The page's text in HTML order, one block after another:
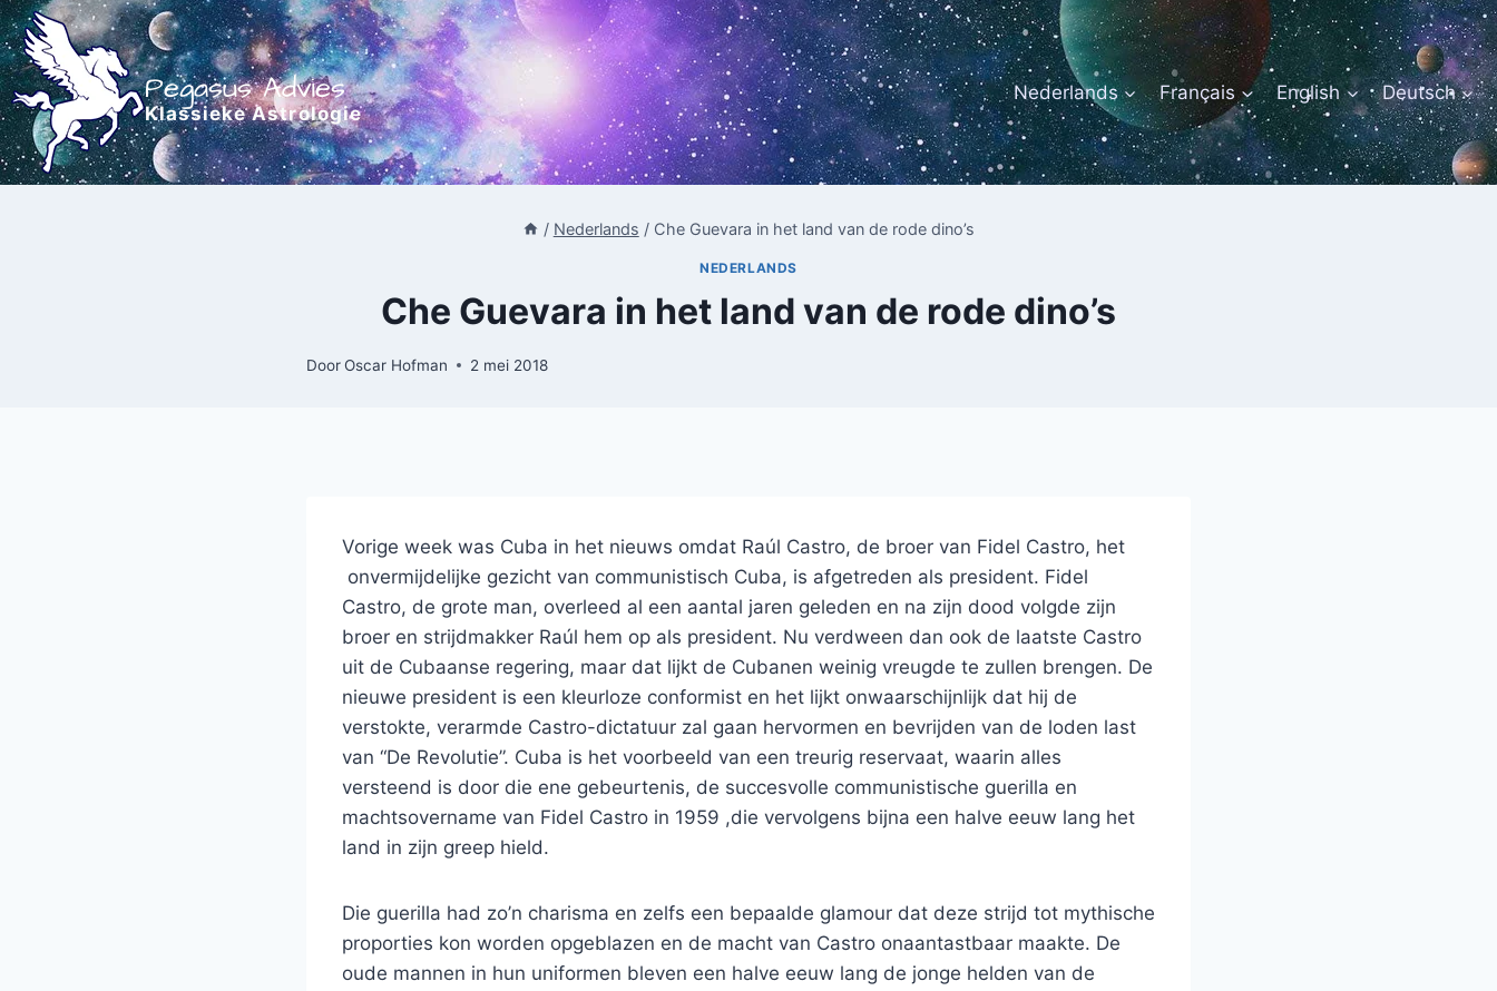
Doorgaan
naar
inhoud
Pegasus Advies
Klassieke Astrologie
Nederlands Français English Deutsch
/ Nederlands / Che Guevara in het land van de rode dino’s
NEDERLANDS
Che Guevara in het land van de rode dino’s
DoorOscar Hofman 2 mei 2018
Vorige week was Cuba in het nieuws omdat Raúl Castro, de broer van Fidel Castro, het
onvermijdelijke gezicht van communistisch Cuba, is afgetreden als president. Fidel
Castro, de grote man, overleed al een aantal jaren geleden en na zijn dood volgde zijn
broer en strijdmakker Raúl hem op als president. Nu verdween dan ook de laatste Castro
uit de Cubaanse regering, maar dat lijkt de Cubanen weinig vreugde te zullen brengen. De
nieuwe president is een kleurloze conformist en het lijkt onwaarschijnlijk dat hij de
verstokte, verarmde Castro-dictatuur zal gaan hervormen en bevrijden van de loden last
van “De Revolutie”. Cuba is het voorbeeld van een treurig reservaat, waarin alles
versteend is door die ene gebeurtenis, de succesvolle communistische guerilla en
machtsovername van Fidel Castro in 1959 ,die vervolgens bijna een halve eeuw lang het
land in zijn greep hield.
Die guerilla had zo’n charisma en zelfs een bepaalde glamour dat deze strijd tot mythische
proporties kon worden opgeblazen en de macht van Castro onaantastbaar maakte. De
oude mannen in hun uniformen bleven een halve eeuw lang de jonge helden van de